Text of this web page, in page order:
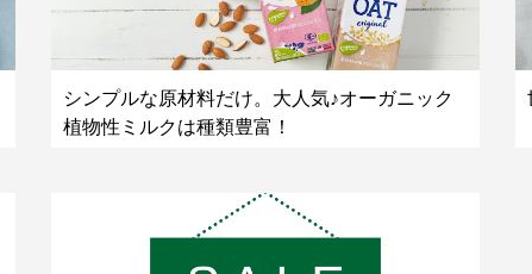
シンプルな原材料だけ。大人気♪オーガニック
植物性ミルクは種類豊富！